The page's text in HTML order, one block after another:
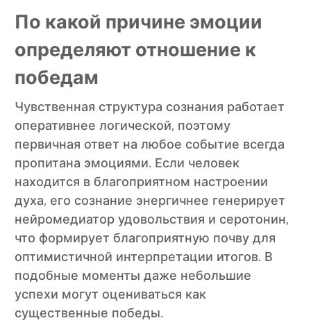
По какой причине эмоции
определяют отношение к
победам
Чувственная структура сознания работает
оперативнее логической, поэтому
первичная ответ на любое событие всегда
пропитана эмоциями. Если человек
находится в благоприятном настроении
духа, его сознание энергичнее генерирует
нейромедиатор удовольствия и серотонин,
что формирует благоприятную почву для
оптимистичной интерпретации итогов. В
подобные моменты даже небольшие
успехи могут оцениваться как
существенные победы.